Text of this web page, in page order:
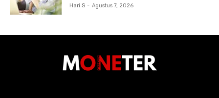
Hari S - Agustus 7, 2026